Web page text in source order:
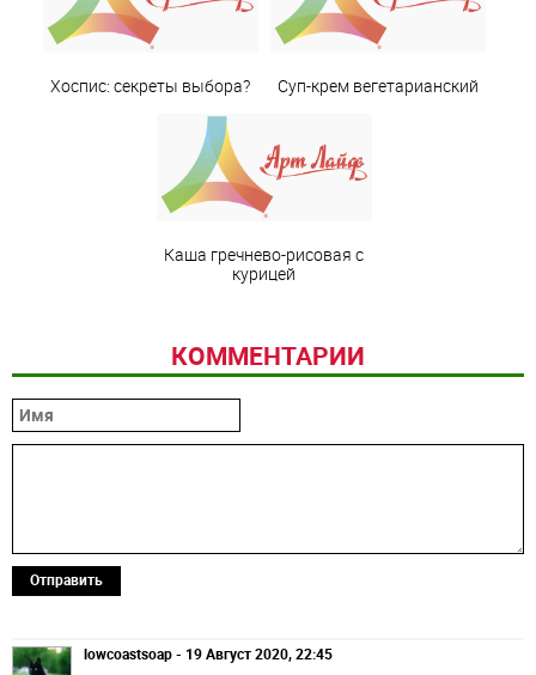
Хоспис: секреты выбора? Суп-крем вегетарианский
Каша гречнево-рисовая с
курицей
КОММЕНТАРИИ
Отправить
lowcoastsoap - 19 Август 2020, 22:45